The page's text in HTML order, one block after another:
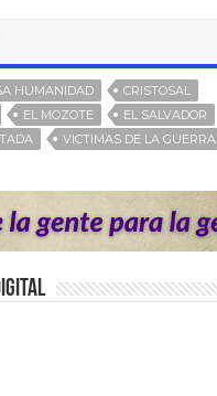
HUMANIDAD
CRISTOSAL
EL MOZOTE
EL SALVADOR
VICTIMAS DE LA GUERRA